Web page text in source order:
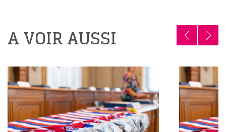
A VOIR AUSSI